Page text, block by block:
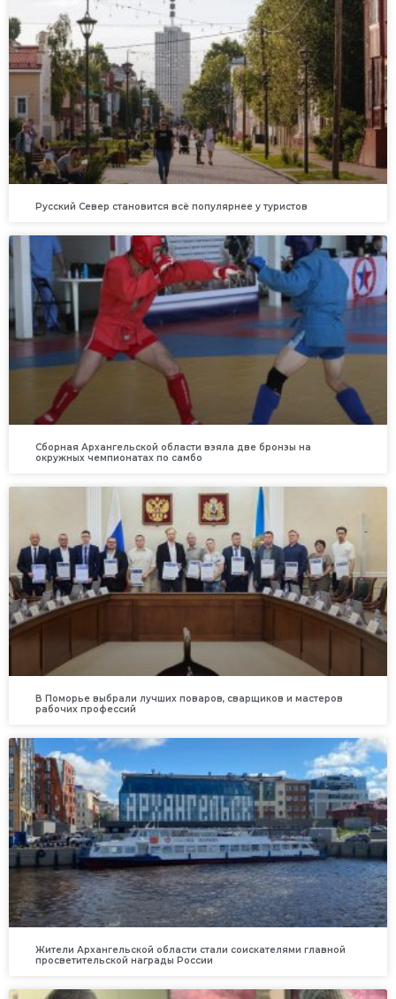
Русский Север становится всё популярнее у туристов
Сборная Архангельской области взяла две бронзы на
окружных чемпионатах по самбо
В Поморье выбрали лучших поваров, сварщиков и мастеров
рабочих профессий
Жители Архангельской области стали соискателями главной
просветительской награды России